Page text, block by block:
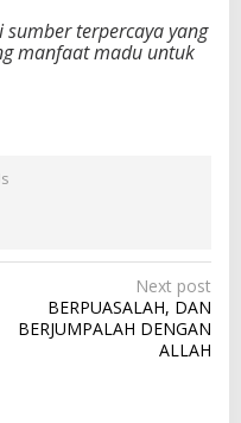
terpercaya yang
manfaat madu untuk
Next post
BERPUASALAH, DAN
BERJUMPALAH DENGAN
ALLAH